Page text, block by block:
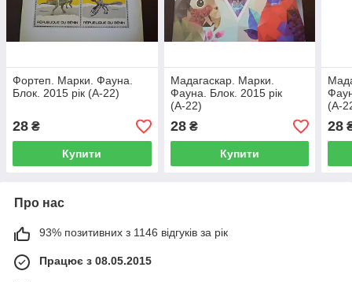
Фортеп. Марки. Фауна.
Блок. 2015 рік (А-22)
28 ₴
Купити
Мадагаскар. Марки.
Фауна. Блок. 2015 рік
(А-22)
28₴
Купити
(А-
28
Про нас
93% позитивних з 1146 відгуків за рік
Працює з 08.05.2015